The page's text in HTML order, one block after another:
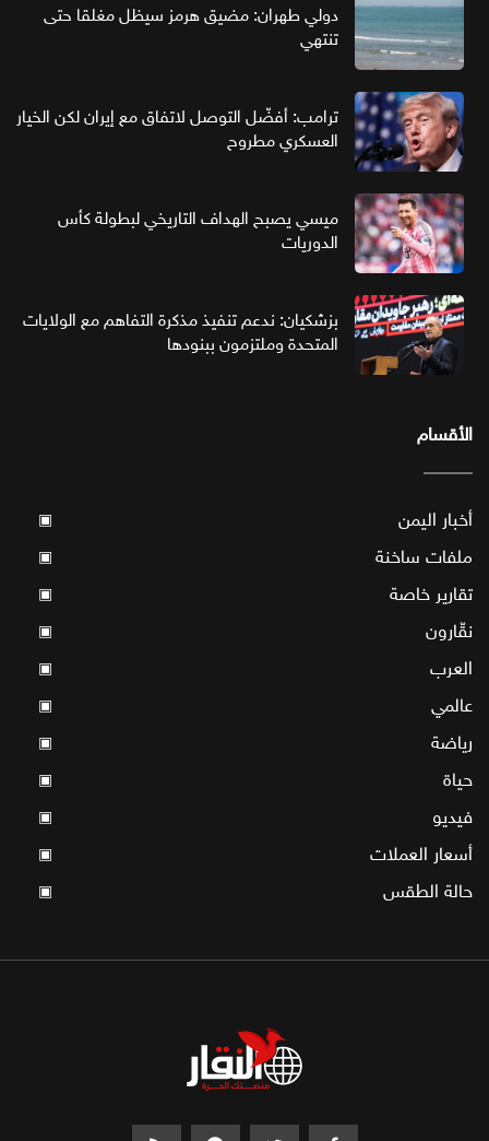
دولي طهران: مضيق هرمز سيظل مغلقا حتى
تنتهي
ترامب: أفضّل التوصل لاتفاق مع إيران لكن الخيار
العسكري مطروح
ميسي يصبح الهداف التاريخي لبطولة كأس
الدوريات
بزشكيان: ندعم تنفيذ مذكرة التفاهم مع الولايات
المتحدة وملتزمون ببنودها
الأقسام
أخبار اليمن ▣
ملفات ساخنة ▣
تقارير خاصة ▣
نقّارون ▣
العرب ▣
عالمي ▣
رياضة ▣
حياة ▣
فيديو ▣
أسعار العملات ▣
حالة الطقس ▣